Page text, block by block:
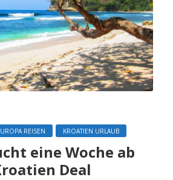
REISEN KROATIEN URLAUB
eine Woche ab
Deal